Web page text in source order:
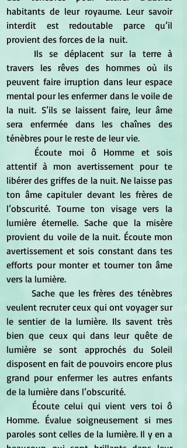
habitants de leur royaume. Leur savoir
interdit est redoutable parce qu’il
provient des forces de la  nuit.
travers les rêves des hommes où ils
peuvent faire irruption dans leur espace
mental pour les enfermer dans le voile de
la nuit. S’ils se laissent faire, leur âme
sera enfermée dans les chaînes des
ténèbres pour le reste de leur vie.
attentif à mon avertissement pour te
libérer des griffes de la nuit. Ne laisse pas
ton âme capituler devant les frères de
l’obscurité. Tourne ton visage vers la
lumière éternelle. Sache que la misère
provient du voile de la nuit. Écoute mon
avertissement et sois constant dans tes
efforts pour monter et tourner ton âme
vers la lumière.
veulent recruter ceux qui ont voyager sur
le sentier de la lumière. Ils savent très
bien que ceux qui dans leur quête de
lumière se sont approchés du Soleil
disposent en fait de pouvoirs encore plus
grand pour enfermer les autres enfants
de la lumière dans l’obscurité.
Homme. Évalue soigneusement si mes
paroles sont celles de la lumière. Il y en a